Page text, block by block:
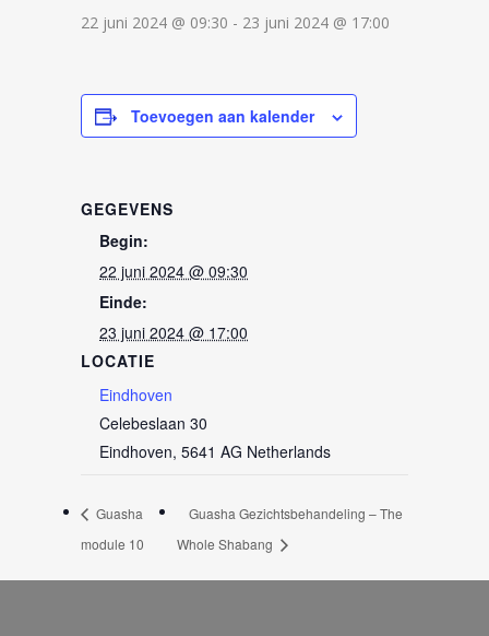
22 juni 2024 @ 09:30 - 23 juni 2024 @ 17:00
Toevoegen aan kalender
GEGEVENS
Begin:
22 juni 2024 @ 09:30
Einde:
23 juni 2024 @ 17:00
LOCATIE
Eindhoven
Celebeslaan 30
Eindhoven, 5641 AG Netherlands
Guasha
module 10
Guasha Gezichtsbehandeling – The
Whole Shabang